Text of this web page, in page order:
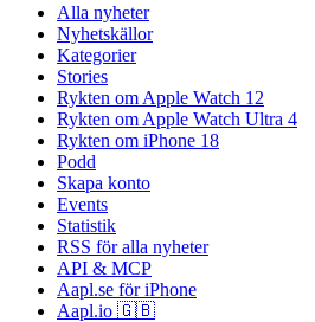
Alla nyheter
Nyhetskällor
Kategorier
Stories
Rykten om Apple Watch 12
Rykten om Apple Watch Ultra 4
Rykten om iPhone 18
Podd
Skapa konto
Events
Statistik
RSS för alla nyheter
API & MCP
Aapl.se för iPhone
Aapl.io 🇬🇧